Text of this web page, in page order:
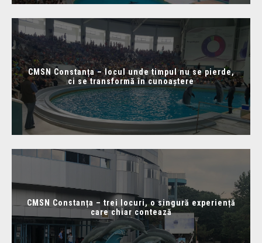
CMSN Constanța – locul unde timpul nu se pierde,
ci se transformă în cunoaștere
CMSN Constanța – trei locuri, o singură experiență
care chiar contează